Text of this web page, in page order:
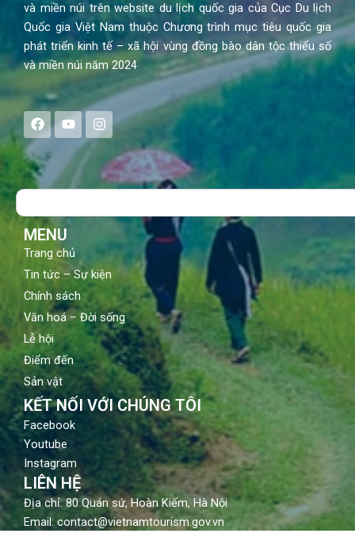
và miền núi trên website du lịch quốc gia của Cục Du lịch
Quốc gia Việt Nam thuộc Chương trình mục tiêu quốc gia
phát triển kinh tế – xã hội vùng đồng bào dân tộc thiểu số
và miền núi năm 2024
F
a
c
e
b
o
Y
o
u
t
u
b
I
n
s
a
g
Search
MENU
Trang chủ
Tin tức – Sự kiện
Chính sách
Văn hoá – Đời sống
Lễ hội
Điểm đến
Sản vật
KẾT NỐI VỚI CHÚNG TÔI
Facebook
Youtube
Instagram
LIÊN HỆ
Địa chỉ: 80 Quán sứ, Hoàn Kiếm, Hà Nội
Email: contact@vietnamtourism.gov.vn